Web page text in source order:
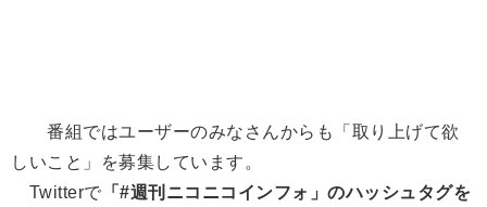
番組ではユーザーのみなさんからも「取り上げて欲
しいこと」を募集しています。
Twitterで 「#週刊ニコニコインフォ」のハッシュタグを